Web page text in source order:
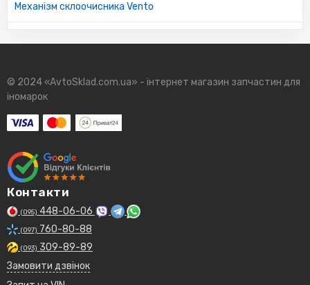
Механізм склоочисника Vento
© 2024 «AvtoSklad.com.ua» - інтернет магазин запчастин для
іномарок
Контакти
(095) 448-06-06
(097) 760-80-88
(093) 309-89-89
Замовити дзвінок